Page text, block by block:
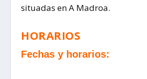
situadas en A Madroa.
HORARIOS
Fechas y horarios: